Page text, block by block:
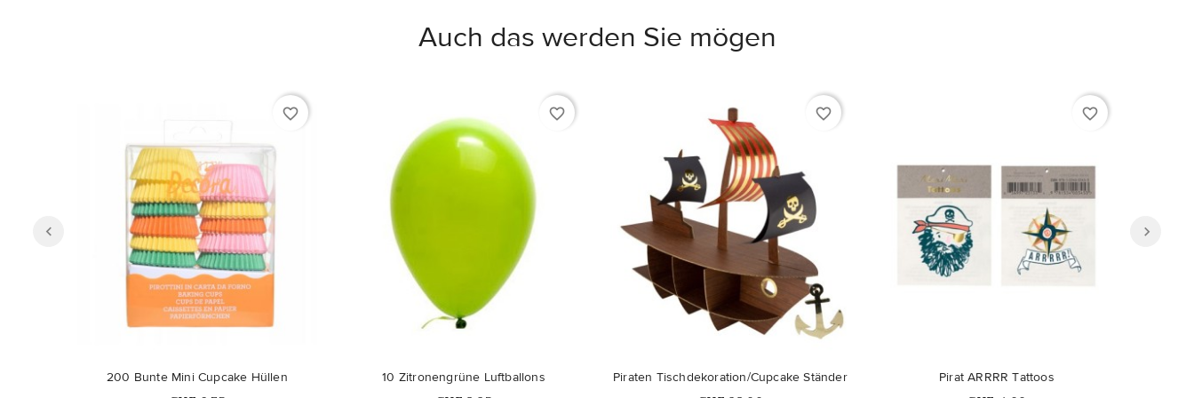
Auch das werden Sie mögen
favorite_border
200 Bunte Mini Cupcake Hüllen
favorite_border
10 Zitronengrüne Luftballons
Nicht auf Lager
favorite_border
Piraten Tischdekoration/Cupcake Ständer
favorite_border
Pirat ARRRR Tattoos